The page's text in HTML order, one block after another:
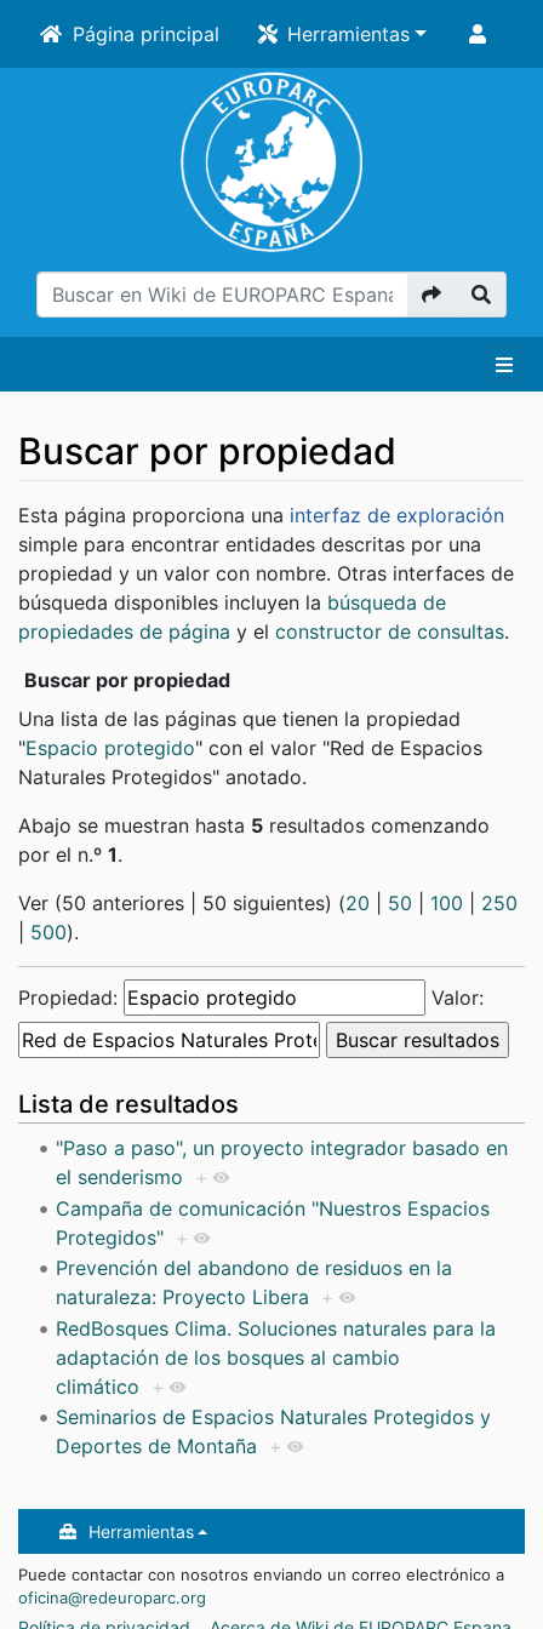
Página principal Herramientas
Buscar por propiedad
Saltar a:navegación,buscar
Esta página proporciona una interfaz de exploración
simple para encontrar entidades descritas por una
propiedad y un valor con nombre. Otras interfaces de
búsqueda disponibles incluyen la búsqueda de
propiedades de página y el constructor de consultas.
Buscar por propiedad
Una lista de las páginas que tienen la propiedad
"Espacio protegido" con el valor "Red de Espacios
Naturales Protegidos" anotado.
Abajo se muestran hasta 5 resultados comenzando
por el n.º 1.
Ver (50 anteriores | 50 siguientes) (20 50 100
250
500).
Propiedad: Valor:
Lista de resultados
"Paso a paso", un proyecto integrador basado en
el senderismo
+
Campaña de comunicación "Nuestros Espacios
Protegidos"
+
Prevención del abandono de residuos en la
naturaleza: Proyecto Libera
+
RedBosques Clima. Soluciones naturales para la
adaptación de los bosques al cambio
climático
+
Seminarios de Espacios Naturales Protegidos y
Deportes de Montaña
+
Herramientas
Puede contactar con nosotros enviando un correo electrónico a
oficina@redeuroparc.org